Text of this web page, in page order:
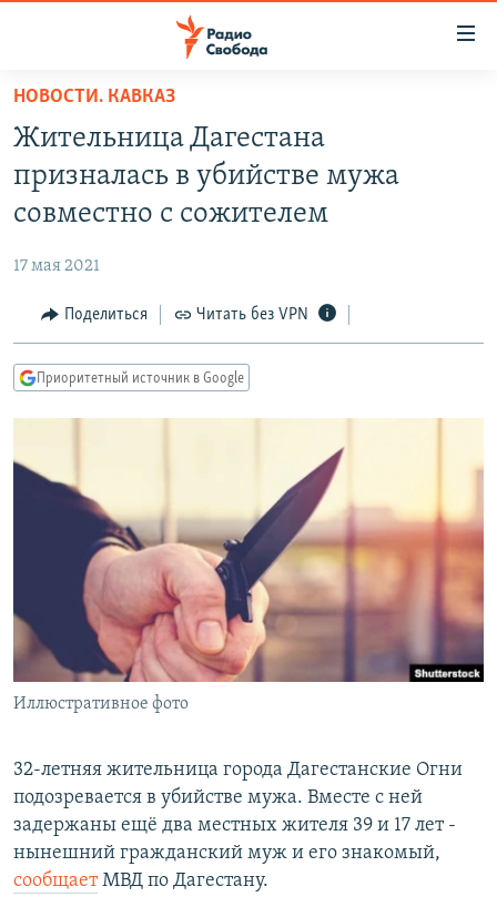
упрощенного
доступа
основному
Вернутся
Вернутся
АВТОРСКИЕ ПРОЕКТЫ
МНЕНИЯ
КУЛЬТУРА
КАВКАЗ.РЕАЛИИ
СИБИРЬ.РЕАЛИИ
РАСПИСАНИЕ ВЕЩАНИЯ
ПОДПИШИТЕСЬ НА РАССЫЛКУ
СОЦИАЛЬНЫЕ СЕТИ
Все сайты РСЕ/РС
НОВОСТИ. КАВКАЗ
Жительница Дагестана
призналась в убийстве мужа
совместно с сожителем
17 мая 2021
Поделиться Читать без VPN
Приоритетный источник в Google
Иллюстративное фото
32-летняя жительница города Дагестанские Огни
подозревается в убийстве мужа. Вместе с ней
задержаны ещё два местных жителя 39 и 17 лет -
нынешний гражданский муж и его знакомый,
сообщаетМВД по Дагестану.